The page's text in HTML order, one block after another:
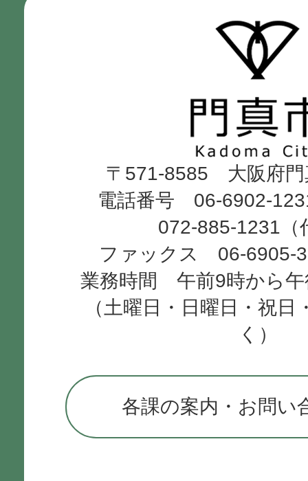
市
Kadoma
City
〒571-8585 大阪府門
電話番号 06-6902-
072-885-1231（
ファックス 06-6905-
業務時間 午前9時から午
（土曜日・日曜日・祝日
く）
各課の案内・お問い